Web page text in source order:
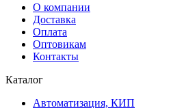
О компании
Доставка
Оплата
Оптовикам
Контакты
Каталог
Автоматизация, КИП